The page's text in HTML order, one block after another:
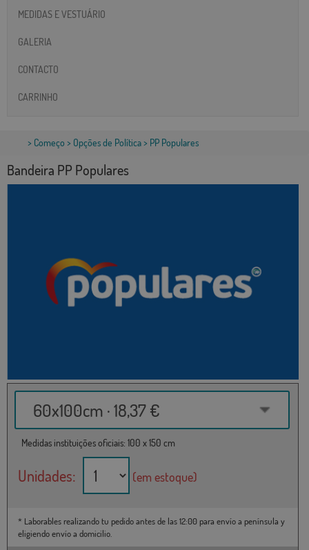
MEDIDAS E VESTUÁRIO
GALERIA
CONTACTO
CARRINHO
> Começo > Opções de Política> PP Populares
Bandeira PP Populares
60x100cm · 18,37 €
Medidas instituições oficiais: 100 x 150 cm
Unidades: (em estoque)
* Laborables realizando tu pedido antes de las 12:00 para envío a península y
eligiendo envío a domicilio.